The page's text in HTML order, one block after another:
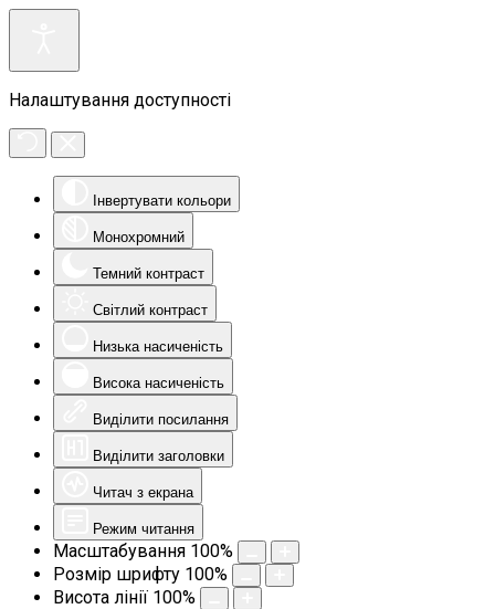
Налаштування доступності
Інвертувати кольори
Монохромний
Темний контраст
Світлий контраст
Низька насиченість
Висока насиченість
Виділити посилання
Виділити заголовки
Читач з екрана
Режим читання
Масштабування 100%
Розмір шрифту 100%
Висота лінії 100%